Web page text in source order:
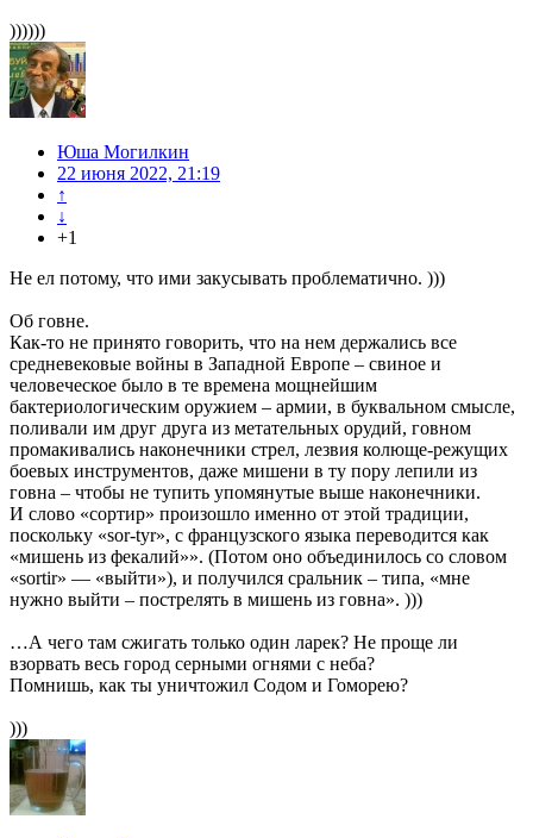
))))))
Юша Могилкин
22 июня 2022, 21:19
↑
↓
+1
Не ел потому, что ими закусывать проблематично. )))
Об говне.
Как-то не принято говорить, что на нем держались все
средневековые войны в Западной Европе – свиное и
человеческое было в те времена мощнейшим
бактериологическим оружием – армии, в буквальном смысле,
поливали им друг друга из метательных орудий, говном
промакивались наконечники стрел, лезвия колюще-режущих
боевых инструментов, даже мишени в ту пору лепили из
говна – чтобы не тупить упомянутые выше наконечники.
И слово «сортир» произошло именно от этой традиции,
поскольку «sor-tyr», с французского языка переводится как
«мишень из фекалий»». (Потом оно объединилось со словом
«sortir» — «выйти»), и получился сральник – типа, «мне
нужно выйти – пострелять в мишень из говна». )))
…А чего там сжигать только один ларек? Не проще ли
взорвать весь город серными огнями с неба?
Помнишь, как ты уничтожил Содом и Гоморею?
)))